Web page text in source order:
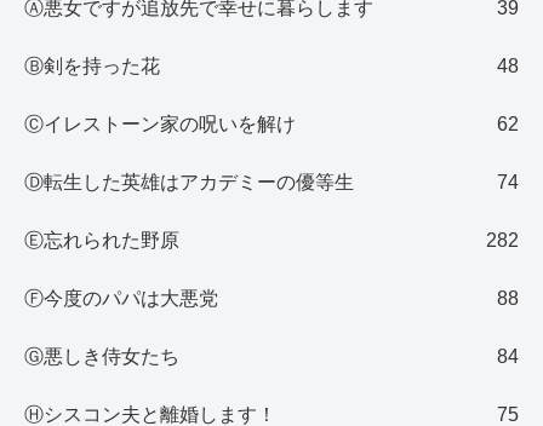
Ⓐ悪女ですが追放先で幸せに暮らします 39
Ⓑ剣を持った花 48
Ⓒイレストーン家の呪いを解け 62
Ⓓ転生した英雄はアカデミーの優等生 74
Ⓔ忘れられた野原 282
Ⓕ今度のパパは大悪党 88
Ⓖ悪しき侍女たち 84
Ⓗシスコン夫と離婚します！ 75